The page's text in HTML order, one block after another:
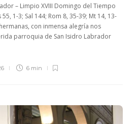
– Limpio XVIII Domingo del Tiempo
1-3; Sal 144; Rom 8, 35-39; Mt 14, 13-
con inmensa alegría nos
parroquia de San Isidro Labrador
6 min